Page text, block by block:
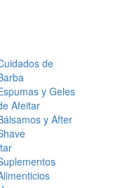
de
y Geles
Afeitar
y After